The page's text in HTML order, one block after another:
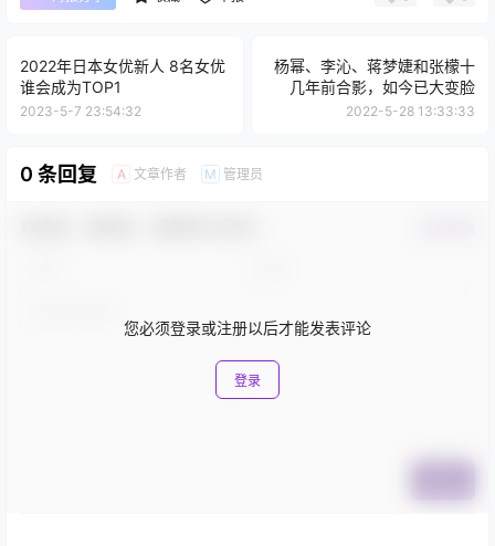
2022年日本女优新人 8名女优
谁会成为TOP1
2023-5-7 23:54:32
杨幂、李沁、蒋梦婕和张檬十
几年前合影，如今已大变脸
2022-5-28 13:33:33
0 条回复 A 文章作者 M 管理员
您必须登录或注册以后才能发表评论
登录